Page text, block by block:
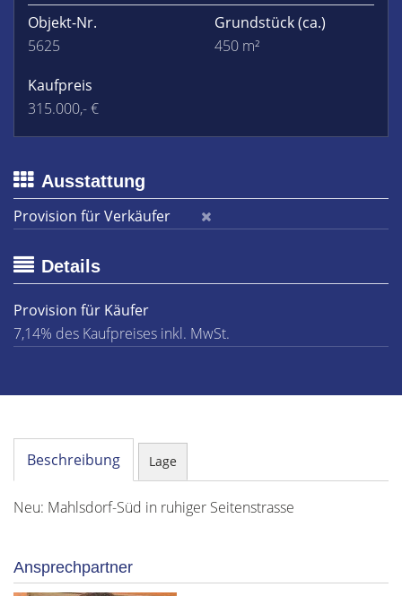
Objekt-Nr.
5625
Grundstück(ca.)
450 m²
Kaufpreis
315.000,- €
Ausstattung
Provision für Verkäufer
Details
Provision für Käufer
7,14% des Kaufpreises inkl. MwSt.
Beschreibung Lage
Neu: Mahlsdorf-Süd in ruhiger Seitenstrasse
Ansprechpartner